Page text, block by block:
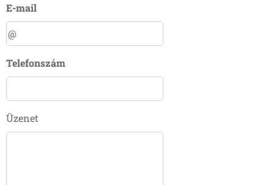
E-mail
Telefonszám
Üzenet